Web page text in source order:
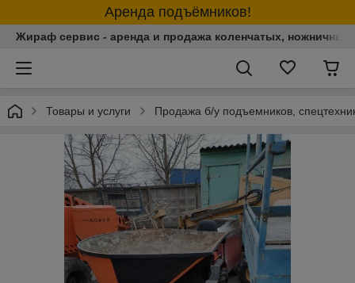
Аренда подъёмников!
Жираф сервис - аренда и продажа коленчатых,
Товары и услуги Продажа б/у подъемников,